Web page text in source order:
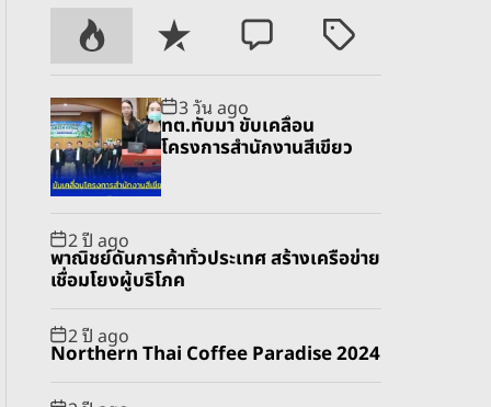
P
o
p
u
l
a
r
R
e
c
e
n
t
C
o
m
m
e
T
g
e
3 วัน ago
ทต.ทับมา ขับเคลื่อน
โครงการสำนักงานสีเขียว
2 ปี ago
พาณิชย์ดันการค้าทั่วประเทศ สร้างเครือข่าย
เชื่อมโยงผู้บริโภค
2 ปี ago
Northern Thai Coffee Paradise 2024